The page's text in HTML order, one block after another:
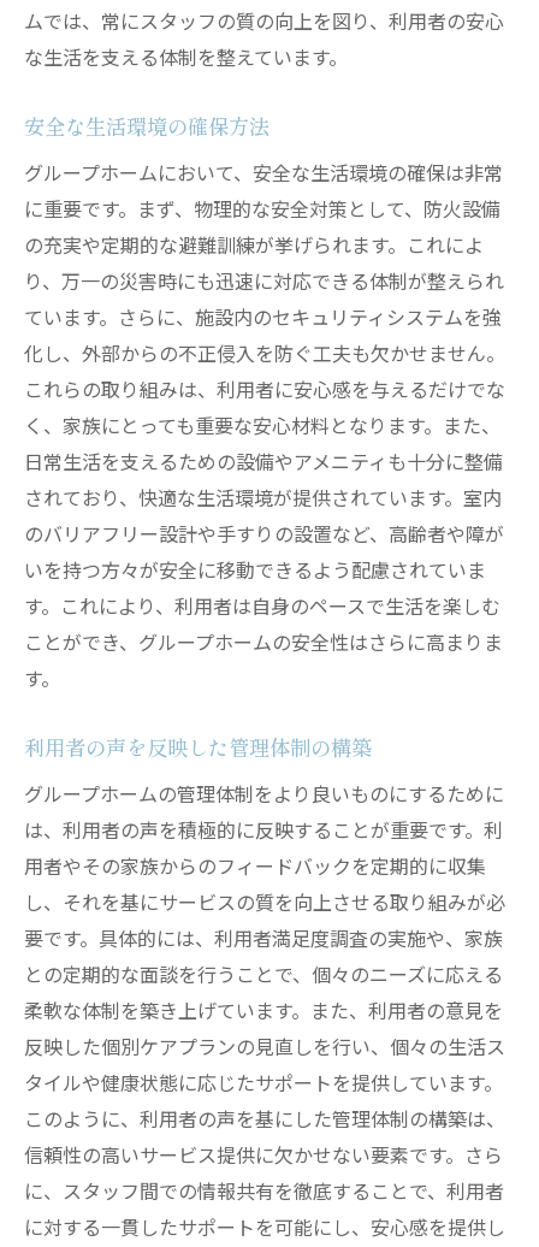
ムでは、常にスタッフの質の向上を図り、利用者の安心
な生活を支える体制を整えています。
安全な生活環境の確保方法
グループホームにおいて、安全な生活環境の確保は非常
に重要です。まず、物理的な安全対策として、防火設備
の充実や定期的な避難訓練が挙げられます。これによ
り、万一の災害時にも迅速に対応できる体制が整えられ
ています。さらに、施設内のセキュリティシステムを強
化し、外部からの不正侵入を防ぐ工夫も欠かせません。
これらの取り組みは、利用者に安心感を与えるだけでな
く、家族にとっても重要な安心材料となります。また、
日常生活を支えるための設備やアメニティも十分に整備
されており、快適な生活環境が提供されています。室内
のバリアフリー設計や手すりの設置など、高齢者や障が
いを持つ方々が安全に移動できるよう配慮されていま
す。これにより、利用者は自身のペースで生活を楽しむ
ことができ、グループホームの安全性はさらに高まりま
す。
利用者の声を反映した管理体制の構築
グループホームの管理体制をより良いものにするために
は、利用者の声を積極的に反映することが重要です。利
用者やその家族からのフィードバックを定期的に収集
し、それを基にサービスの質を向上させる取り組みが必
要です。具体的には、利用者満足度調査の実施や、家族
との定期的な面談を行うことで、個々のニーズに応える
柔軟な体制を築き上げています。また、利用者の意見を
反映した個別ケアプランの見直しを行い、個々の生活ス
タイルや健康状態に応じたサポートを提供しています。
このように、利用者の声を基にした管理体制の構築は、
信頼性の高いサービス提供に欠かせない要素です。さら
に、スタッフ間での情報共有を徹底することで、利用者
に対する一貫したサポートを可能にし、安心感を提供し